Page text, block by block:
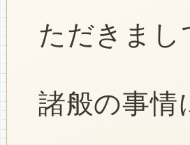
ただきま
諸般の事情